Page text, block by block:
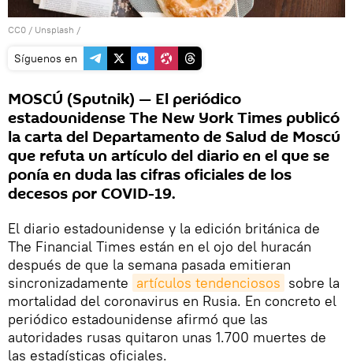
CC0 / Unsplash /
Síguenos en
MOSCÚ (Sputnik) — El periódico
estadounidense The New York Times publicó
la carta del Departamento de Salud de Moscú
que refuta un artículo del diario en el que se
ponía en duda las cifras oficiales de los
decesos por COVID-19.
El diario estadounidense y la edición británica de
The Financial Times están en el ojo del huracán
después de que la semana pasada emitieran
sincronizadamente artículos tendenciosos sobre la
mortalidad del coronavirus en Rusia. En concreto el
periódico estadounidense afirmó que las
autoridades rusas quitaron unas 1.700 muertes de
las estadísticas oficiales.